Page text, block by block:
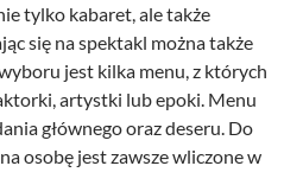
tylko kabaret, ale także
się na spektakl można także
jest kilka menu, z których
artystki lub epoki. Menu
głównego oraz deseru. Do
osobę jest zawsze wliczone w